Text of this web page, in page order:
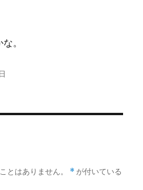
。
とはありません。 * が付いている